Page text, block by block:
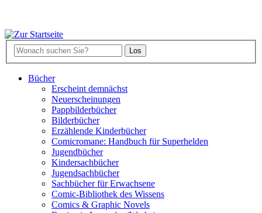
Bücher
Erscheint demnächst
Neuerscheinungen
Pappbilderbücher
Bilderbücher
Erzählende Kinderbücher
Comicromane: Handbuch für Superhelden
Jugendbücher
Kindersachbücher
Jugendsachbücher
Sachbücher für Erwachsene
Comic-Bibliothek des Wissens
Comics & Graphic Novels